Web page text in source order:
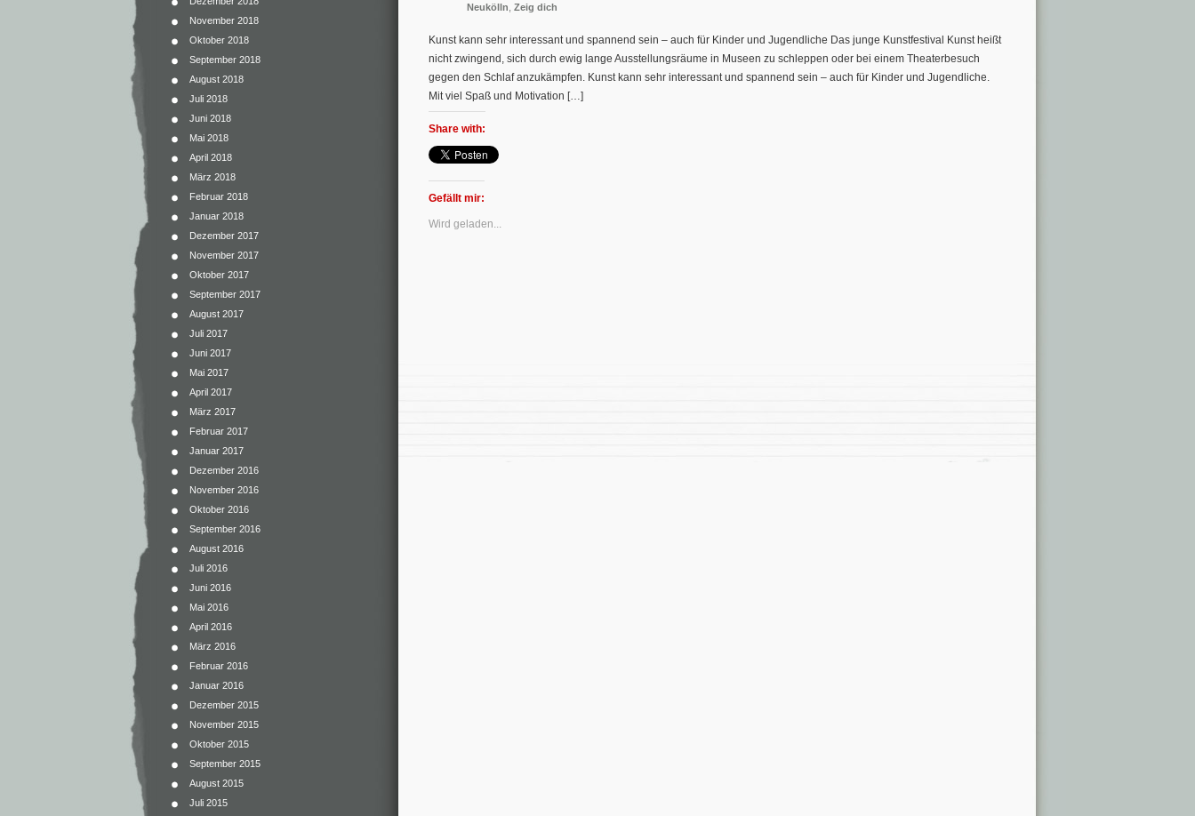
November 2018
Oktober 2018
September 2018
August 2018
Juli 2018
Juni 2018
Mai 2018
April 2018
März 2018
Februar 2018
Januar 2018
Dezember 2017
November 2017
Oktober 2017
September 2017
August 2017
Juli 2017
Juni 2017
Mai 2017
April 2017
März 2017
Februar 2017
Januar 2017
Dezember 2016
November 2016
Oktober 2016
September 2016
August 2016
Juli 2016
Juni 2016
Mai 2016
April 2016
März 2016
Februar 2016
Januar 2016
Dezember 2015
November 2015
Oktober 2015
September 2015
August 2015
Juli 2015
Neukölln Zeig dich
Kunst kann sehr interessant und spannend sein – auch für Kinder und Jugendliche Das junge Kunstfestival Kunst heißt
nicht zwingend, sich durch ewig lange Ausstellungsräume in Museen zu schleppen oder bei einem Theaterbesuch
gegen den Schlaf anzukämpfen. Kunst kann sehr interessant und spannend sein – auch für Kinder und Jugendliche.
Mit viel Spaß und Motivation […]
Share with:
Gefällt mir:
Wird geladen...